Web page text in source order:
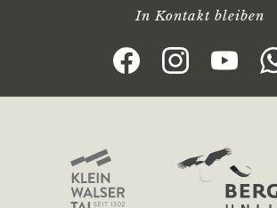
In Kontakt bleiben